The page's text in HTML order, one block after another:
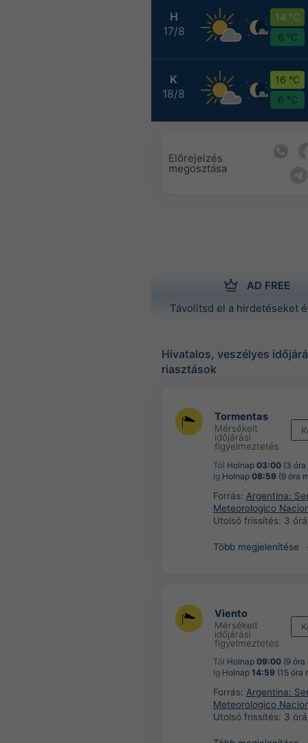
H
17/8
14 °C
6 °C
K
18/8
16 °C
6 °C
Előrejelzés
megosztása
AD FREE
Távolítsd el a hirdetéseket
Hivatalos, veszélyes
riasztások
Tormentas
Mérsékelt
időjárási
figyelmeztetés
Tól Holnap 03:00 (3
Ig Holnap 08:59 (9 óra
Forrás: Argentina:
Meteorologico
Utolsó frissítés: 3
Több megjelenítése
Viento
Mérsékelt
időjárási
figyelmeztetés
Tól Holnap 09:00 (9 óra
Ig Holnap 14:59 (15 óra
Forrás: Argentina:
Meteorologico
Utolsó frissítés: 3